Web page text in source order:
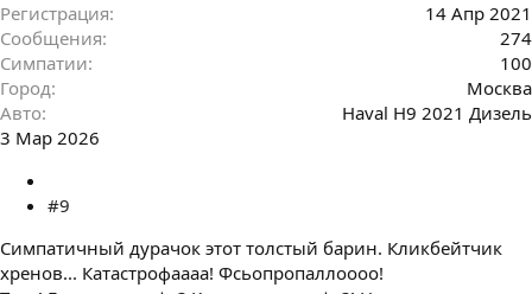
Регистрация
14 Апр 2021
Сообщения
274
Симпатии
100
Город
Москва
Авто
Haval H9 2021 Дизель
3 Мар 2026
#9
Симпатичный дурачок этот толстый барин. Кликбейтчик
хренов... Катастрофаааа! Фсьопропаллоооо!